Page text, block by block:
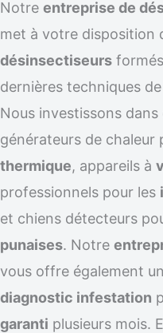
Notre entreprise de
met à votre disposition
désinsectiseurs
dernières techniques de
Nous investissons
générateurs de chaleur
thermique, appareils à
professionnels pour les
et chiens détecteurs
punaises. Notre
vous offre également un
diagnostic infestation
garanti plusieurs mois.